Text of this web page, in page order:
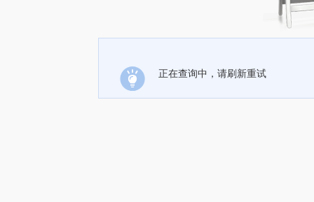
正在查询中，请刷新重试